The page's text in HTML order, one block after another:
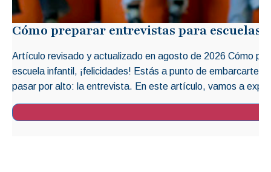
Cómo preparar entrevistas para escuelas
Artículo revisado y actualizado en agosto de 2026 Cómo
escuela infantil, ¡felicidades! Estás a punto de embarcarte
pasar por alto: la entrevista. En este artículo, vamos a